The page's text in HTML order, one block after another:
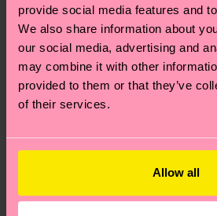
provide social media features and
We also share information about
our social media, advertising and
may combine it with other
provided to them or that they’ve
of their services.
Allow all
PRODUCTO 2: 80% Mezcla de
6% composition-recycled-pre-
polyamide, 13% Poliamida, 1%
¿Tienes dudas sobre las
nuestra página deDevoluciones
respuestas a las preguntas